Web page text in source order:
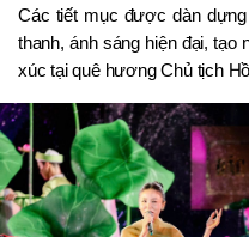
Các tiết mục được dàn
thanh, ánh sáng hiện đại, tạo
xúc tại quê hương Chủ tịch